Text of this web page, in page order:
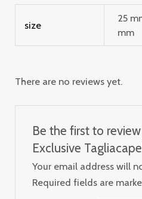
size
25
mm
There are no reviews yet.
Be the first to
Exclusive
Your email address will
Required fields are